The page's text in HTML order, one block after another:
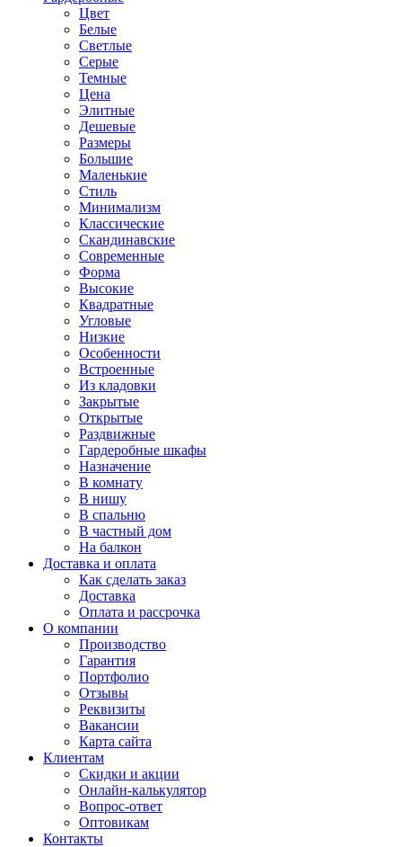
Цвет
Белые
Светлые
Серые
Темные
Цена
Элитные
Дешевые
Размеры
Большие
Маленькие
Стиль
Минимализм
Классические
Скандинавские
Современные
Форма
Высокие
Квадратные
Угловые
Низкие
Особенности
Встроенные
Из кладовки
Закрытые
Открытые
Раздвижные
Гардеробные шкафы
Назначение
В комнату
В нишу
В спальню
В частный дом
На балкон
Доставка и оплата
Как сделать заказ
Доставка
Оплата и рассрочка
О компании
Производство
Гарантия
Портфолио
Отзывы
Реквизиты
Вакансии
Карта сайта
Клиентам
Скидки и акции
Онлайн-калькулятор
Вопрос-ответ
Оптовикам
Контакты